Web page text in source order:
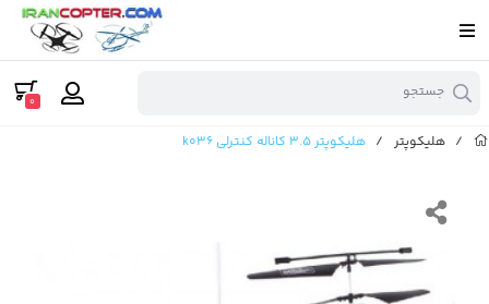
جستجو 0
/ هلیکوپتر / هلیکوپتر 3.5 کاناله کنترلی k036